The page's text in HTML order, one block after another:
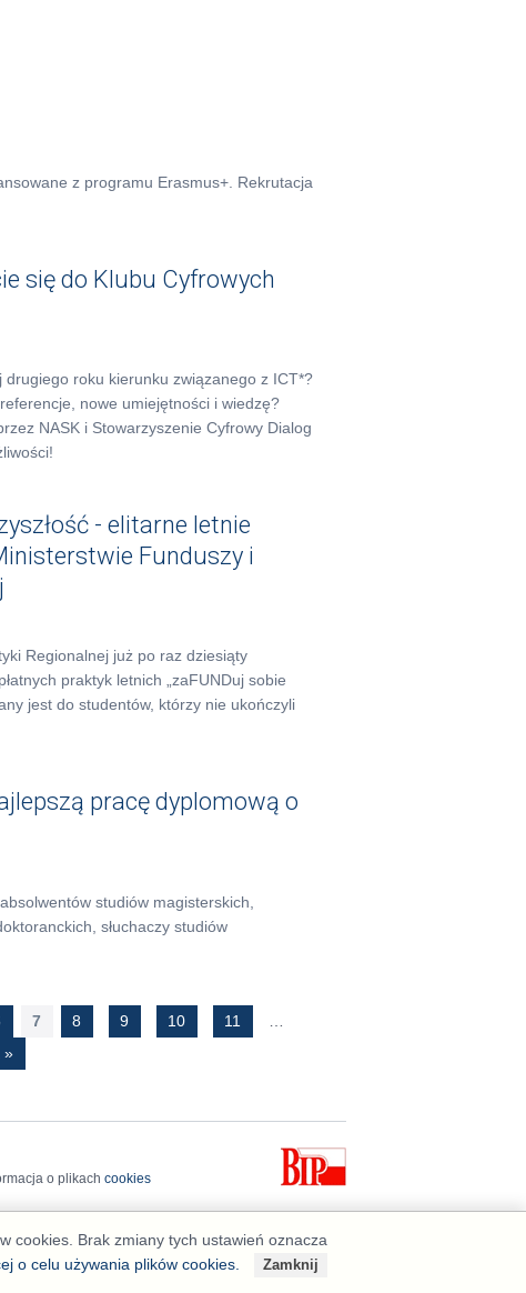
z programu Erasmus+. Rekrutacja
się do Klubu Cyfrowych
roku kierunku związanego z ICT*?
nowe umiejętności i wiedzę?
NASK i Stowarzyszenie Cyfrowy Dialog
- elitarne letnie
Funduszy i
Regionalnej już po raz dziesiąty
praktyk letnich „zaFUNDuj sobie
jest do studentów, którzy nie ukończyli
pracę dyplomową o
studiów magisterskich,
słuchaczy studiów
7 8 9 10 11
…
»
o plikach cookies
cookies. Brak zmiany tych ustawień oznacza
o celu używania plików cookies.